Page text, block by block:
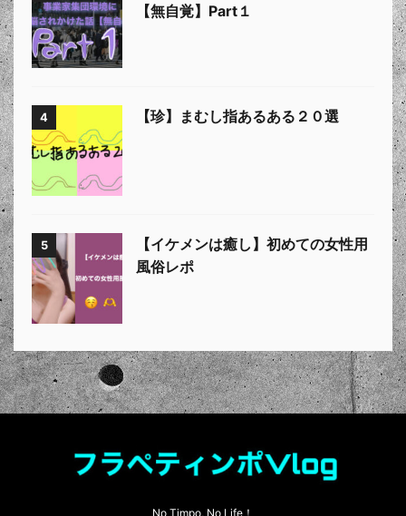
【無自覚】Part１
4 【珍】まむし指あるある２０選
5
【イケメンは癒し】初めての女性用
風俗レポ
No Timpo, No Life！